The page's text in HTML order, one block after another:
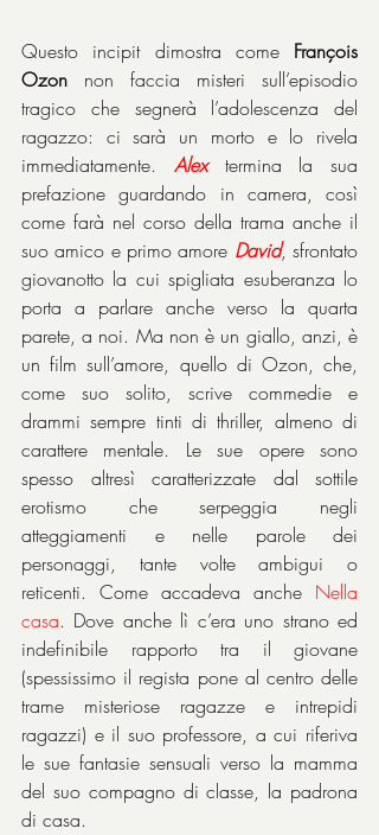
Questo incipit dimostra come François
Ozon non faccia misteri sull’episodio
tragico che segnerà l’adolescenza del
ragazzo: ci sarà un morto e lo rivela
immediatamente. Alex termina la sua
prefazione guardando in camera, così
come farà nel corso della trama anche il
suo amico e primo amore David, sfrontato
giovanotto la cui spigliata esuberanza lo
porta a parlare anche verso la quarta
parete, a noi. Ma non è un giallo, anzi, è
un film sull’amore, quello di Ozon, che,
come suo solito, scrive commedie e
drammi sempre tinti di thriller, almeno di
carattere mentale. Le sue opere sono
spesso altresì caratterizzate dal sottile
erotismo che serpeggia negli
atteggiamenti e nelle parole dei
personaggi, tante volte ambigui o
reticenti. Come accadeva anche Nella
casa. Dove anche lì c’era uno strano ed
indefinibile rapporto tra il giovane
(spessissimo il regista pone al centro delle
trame misteriose ragazze e intrepidi
ragazzi) e il suo professore, a cui riferiva
le sue fantasie sensuali verso la mamma
del suo compagno di classe, la padrona
di casa.